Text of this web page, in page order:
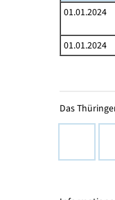
01.01.2024
01.01.2024
Das